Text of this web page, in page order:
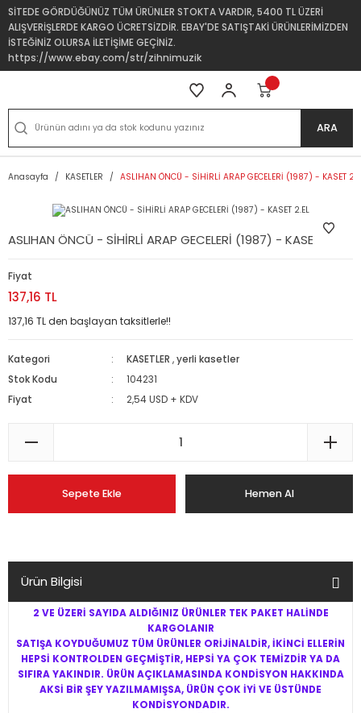
SİTEDE GÖRDÜĞÜNÜZ TÜM ÜRÜNLER STOKTA VARDIR, 5400 TL ÜZERİ
ALIŞVERİŞLERDE KARGO ÜCRETSİZDİR. EBAY'DE SATIŞTAKİ ÜRÜNLERİMİZDEN
İSTEĞİNİZ OLURSA İLETİŞİME GEÇİNİZ.
https://www.ebay.com/str/zihnimuzik
ARA
Anasayfa KASETLER ASLIHAN ÖNCÜ - SİHİRLİ ARAP GECELERİ (1987) - KASET
ASLIHAN ÖNCÜ - SİHİRLİ ARAP GECELERİ (1987) - KASET 2.EL
Fiyat
137,16 TL
137,16 TL den başlayan taksitlerle!!
Kategori KASETLER ,yerli kasetler
Stok Kodu
104231
Fiyat
2,54 USD + KDV
Sepete Ekle Hemen Al
Ürün Bilgisi
2 VE ÜZERİ SAYIDA ALDIĞINIZ ÜRÜNLER TEK PAKET HALİNDE
KARGOLANIR
SATIŞA KOYDUĞUMUZ TÜM ÜRÜNLER ORİJİNALDİR, İKİNCİ ELLERİN
HEPSİ KONTROLDEN GEÇMİŞTİR, HEPSİ YA ÇOK TEMİZDİR YA DA
SIFIRA YAKINDIR. ÜRÜN AÇIKLAMASINDA KONDİSYON HAKKINDA
AKSİ BİR ŞEY YAZILMAMIŞSA, ÜRÜN ÇOK İYİ VE ÜSTÜNDE
KONDİSYONDADIR.